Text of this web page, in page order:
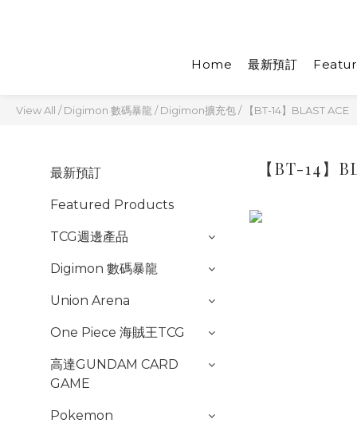
Home 最新預訂
View All /Digimon 數碼暴龍 /Digimon擴充包/ 【BT-14】BLAST ACE
最新預訂
Featured Products
TCG週邊產品
Digimon 數碼暴龍
Union Arena
One Piece 海賊王TCG
高達GUNDAM CARD
GAME
Pokemon
【BT-14】